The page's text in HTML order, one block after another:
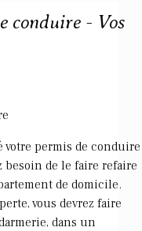
conduire - Vos
votre permis de conduire
besoin de le faire refaire
de domicile.
vous devrez faire
dans un